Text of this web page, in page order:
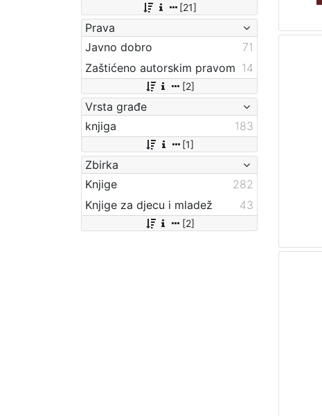
[21]
Prava
Javno dobro
71
Zaštićeno autorskim pravom 14
[2]
Vrsta građe
knjiga
183
[1]
Zbirka
Knjige
282
Knjige za djecu i mladež
43
[2]